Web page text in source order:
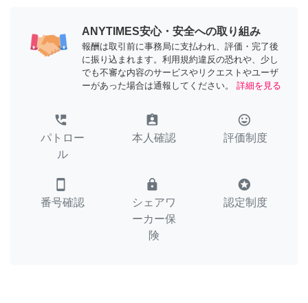
ANYTIMES安心・安全への取り組み
報酬は取引前に事務局に支払われ、評価・完了後
に振り込まれます。利用規約違反の恐れや、少し
でも不審な内容のサービスやリクエストやユーザ
ーがあった場合は通報してください。
詳細を見る
perm_phone_msg
パトロー
ル
assignment_ind
本人確認
tag_faces
評価制度
smartphone
番号確認
lock
シェアワ
ーカー保
険
stars
認定制度